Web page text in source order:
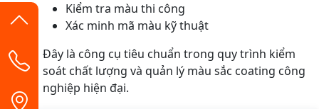
Kiểm tra màu thi công
Xác minh mã màu kỹ thuật
Đây là công cụ tiêu chuẩn trong quy trình kiểm
soát chất lượng và quản lý màu sắc coating công
nghiệp hiện đại.